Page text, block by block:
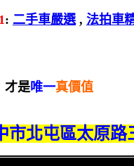
: 二手車嚴選, 法拍車
才是唯一真價值
市北屯區太原路